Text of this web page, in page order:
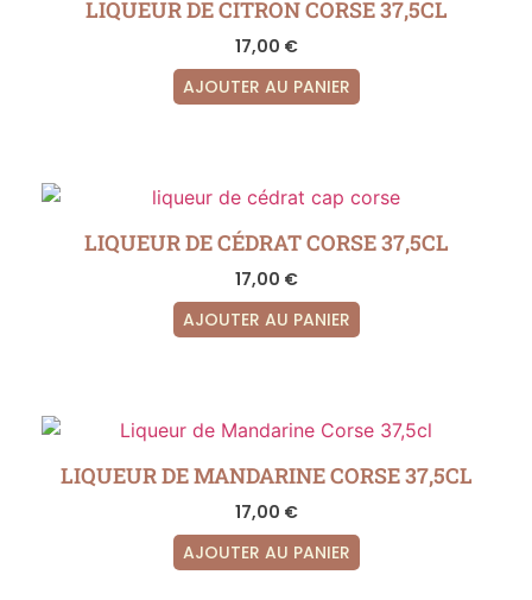
LIQUEUR DE CITRON CORSE 37,5CL
17,00 €
AJOUTER AU PANIER
LIQUEUR DE CÉDRAT CORSE 37,5CL
17,00 €
AJOUTER AU PANIER
LIQUEUR DE MANDARINE CORSE 37,5CL
17,00 €
AJOUTER AU PANIER